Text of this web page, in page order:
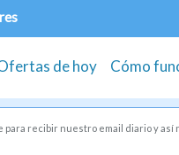
de hoy Cómo
para recibir nuestro email diario y así